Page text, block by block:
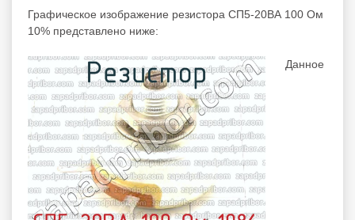
Графическое изображение резистора СП5-20ВА 100 Ом
10% представлено ниже:
Данное